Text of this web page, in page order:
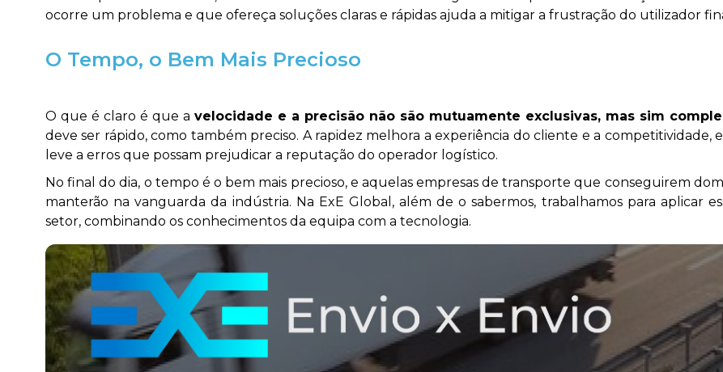
ocorre um problema e que ofereça soluções claras e rápidas ajuda a mitigar a frustração do utilizador
O Tempo, o Bem Mais Precioso
O que é claro é que a velocidade e a precisão não são mutuamente exclusivas, mas sim
deve ser rápido, como também preciso. A rapidez melhora a experiência do cliente e a competitividade,
leve a erros que possam prejudicar a reputação do operador logístico.
No final do dia, o tempo é o bem mais precioso, e aquelas empresas de transporte que conseguirem
manterão na vanguarda da indústria. Na ExE Global, além de o sabermos, trabalhamos para aplicar
setor, combinando os conhecimentos da equipa com a tecnologia.